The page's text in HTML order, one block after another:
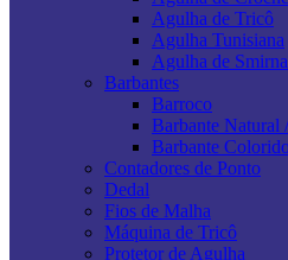
Agulha de Tricô
Agulha Tunisiana
Agulha de Smirna
Barbantes
Barroco
Barbante Natural
Barbante
Contadores de Ponto
Dedal
Fios de Malha
Máquina de Tricô
Protetor de Agulha